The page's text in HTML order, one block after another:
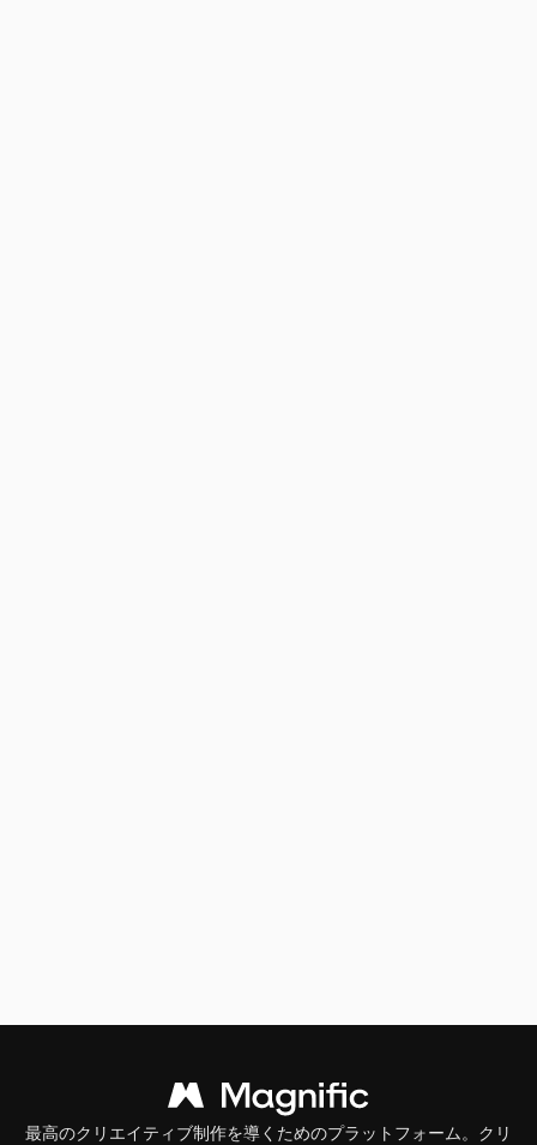
最高のクリエイティブ制作を導くためのプラットフォーム。クリ